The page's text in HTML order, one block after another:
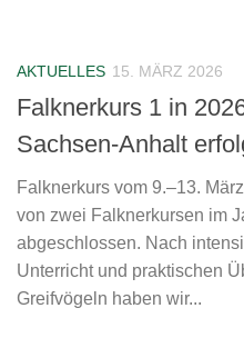
AKTUELLES 15. MÄRZ 2026
Falknerkurs 1 in
Sachsen-Anhalt
Falknerkurs vom 9.–13.
von zwei Falknerkursen im
abgeschlossen. Nach
Unterricht und praktischen
Greifvögeln haben wir...